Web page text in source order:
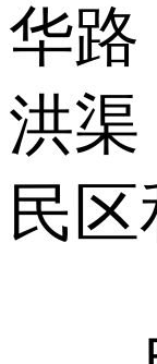
华路
洪渠
民区